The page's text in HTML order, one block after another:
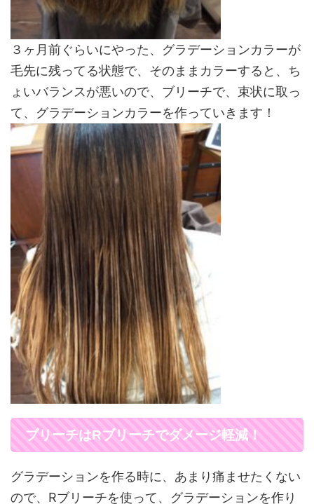
３ヶ月前ぐらいにやった、グラデーションカラーが
毛先に残ってる状態で、そのままカラーすると、ち
ょいバランスが悪いので、ブリーチで、束状に取っ
て、グラデーションカラーを作っていきます！
ブリーチはRブリーチでダメージ軽減！
グラデーションを作る時に、あまり痛ませたくない
ので、Rブリーチを使って、グラデーションを作り